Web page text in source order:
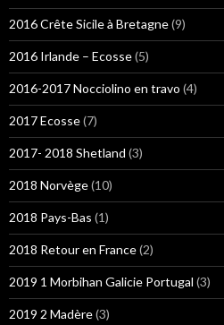
2016 Crête Sicile à Bretagne(9)
2016 Irlande – Ecosse(5)
2016-2017 Nocciolino en travo (4)
2017 Ecosse(7)
2017- 2018 Shetland (3)
2018 Norvège(10)
2018 Pays-Bas (1)
2018 Retour en France(2)
2019 1 Morbihan Galicie Portugal (3)
2019 2 Madère(3)